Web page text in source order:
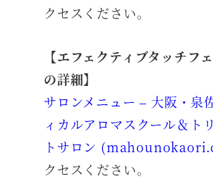
クセスください。
【エフェクティブタッチフ
の詳細】
サロンメニュー – 大阪・
ィカルアロマスクール＆ト
トサロン
クセスください。